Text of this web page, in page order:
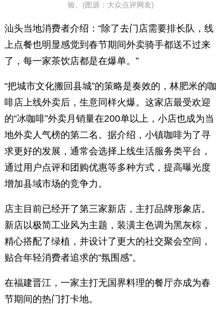
验。(图源：大众点评网友)
汕头当地消费者介绍：“除了去门店需要排长队，线
上点餐也明显感觉到春节期间外卖骑手都送不过来
了，每一家茶饮店都是在爆单。”
“把城市文化搬回县城”的策略是奏效的，林肥米的咖
啡店上线外卖后，生意同样火爆。这家店最受欢迎
的“冰咖啡”外卖月销量在200单以上，小店也成为当
地外卖人气榜的第二名。据介绍，小镇咖啡为了寻
求更好的发展，通常会选择上线生活服务类平台，
通过用户点评和团购优惠等多种方式，提高曝光度
增加县域市场的竞争力。
店主目前已经开了第三家新店，主打品牌形象店。
新店以极简工业风为主题，装潢主色调为黑灰棕，
精心搭配了绿植，并设计了更大的社交聚会空间，
贴合年轻消费者追求的“氛围感”。
在福建晋江，一家主打无国界料理的餐厅亦成为春
节期间的热门打卡地。